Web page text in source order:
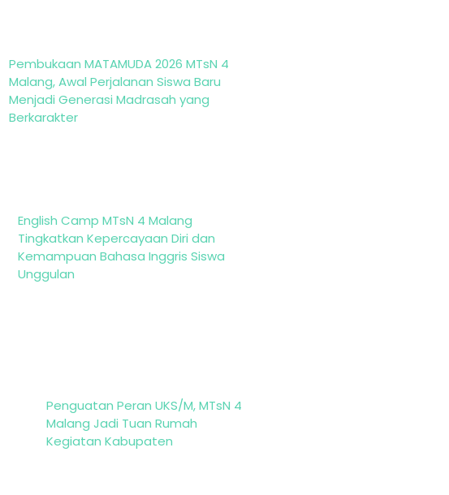
Pembukaan MATAMUDA 2026 MTsN 4
Malang, Awal Perjalanan Siswa Baru
Menjadi Generasi Madrasah yang
Berkarakter
English Camp MTsN 4 Malang
Tingkatkan Kepercayaan Diri dan
Kemampuan Bahasa Inggris Siswa
Unggulan
Penguatan Peran UKS/M, MTsN 4
Malang Jadi Tuan Rumah
Kegiatan Kabupaten